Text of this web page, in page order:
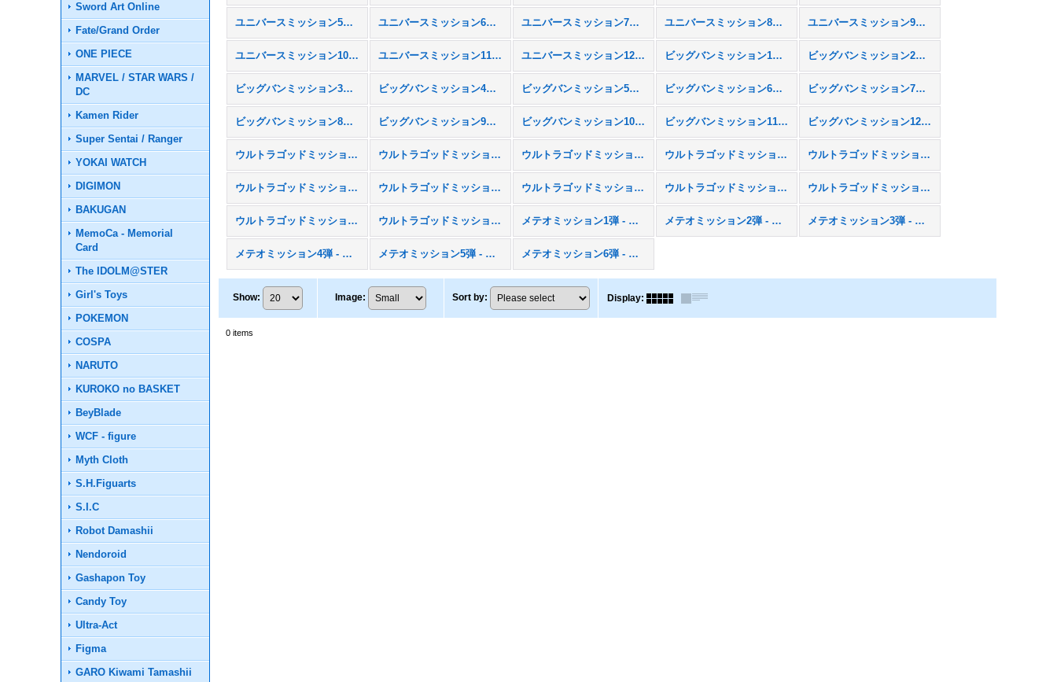
Sword Art Online
Fate/Grand Order
ONE PIECE
MARVEL / STAR WARS /
DC
Kamen Rider
Super Sentai / Ranger
YOKAI WATCH
DIGIMON
BAKUGAN
MemoCa - Memorial
Card
The IDOLM@STER
Girl's Toys
POKEMON
COSPA
NARUTO
KUROKO no BASKET
BeyBlade
WCF - figure
Myth Cloth
S.H.Figuarts
S.I.C
Robot Damashii
Nendoroid
Gashapon Toy
Candy Toy
Ultra-Act
Figma
GARO Kiwami Tamashii
ユニバースミッション5弾 - UM5 ユニバースミッション6弾 - UM6 ユニバースミッション7弾 - UM7 ユニバースミッション8弾 - UM8 ユニバースミッション9弾 - UM9
ユニバースミッション10弾 - UM10 ユニバースミッション11弾 - UM11 ユニバースミッション12弾 - UM12 ビッグバンミッション1弾 - BM1 ビッグバンミッション2弾 - BM2
ビッグバンミッション3弾 - BM3 ビッグバンミッション4弾 - BM4 ビッグバンミッション5弾 - BM5 ビッグバンミッション6弾 - BM6 ビッグバンミッション7弾 - BM7
ビッグバンミッション8弾 - BM8 ビッグバンミッション9弾 - BM9 ビッグバンミッション10弾 - BM10 ビッグバンミッション11弾 - BM11 ビッグバンミッション12弾 - BM12
ウルトラゴッドミッション1弾 - UGM1 ウルトラゴッドミッション2弾 - UGM2 ウルトラゴッドミッション3弾 - UGM3 ウルトラゴッドミッション4弾 - UGM4 ウルトラゴッドミッション5弾 - UGM5
ウルトラゴッドミッション6弾 - UGM6 ウルトラゴッドミッション7弾 - UGM7 ウルトラゴッドミッション8弾 - UGM8 ウルトラゴッドミッション9弾 - UGM9 ウルトラゴッドミッション10弾 - UGM10
ウルトラゴッドミッション11弾 - UGM11 ウルトラゴッドミッション12弾 - UGM12 メテオミッション1弾 - MM1 メテオミッション2弾 - MM2 メテオミッション3弾 - MM3
メテオミッション4弾 - MM4 メテオミッション5弾 - MM5 メテオミッション6弾 - MM6
Show: Image: Sort by: Display:
0 items